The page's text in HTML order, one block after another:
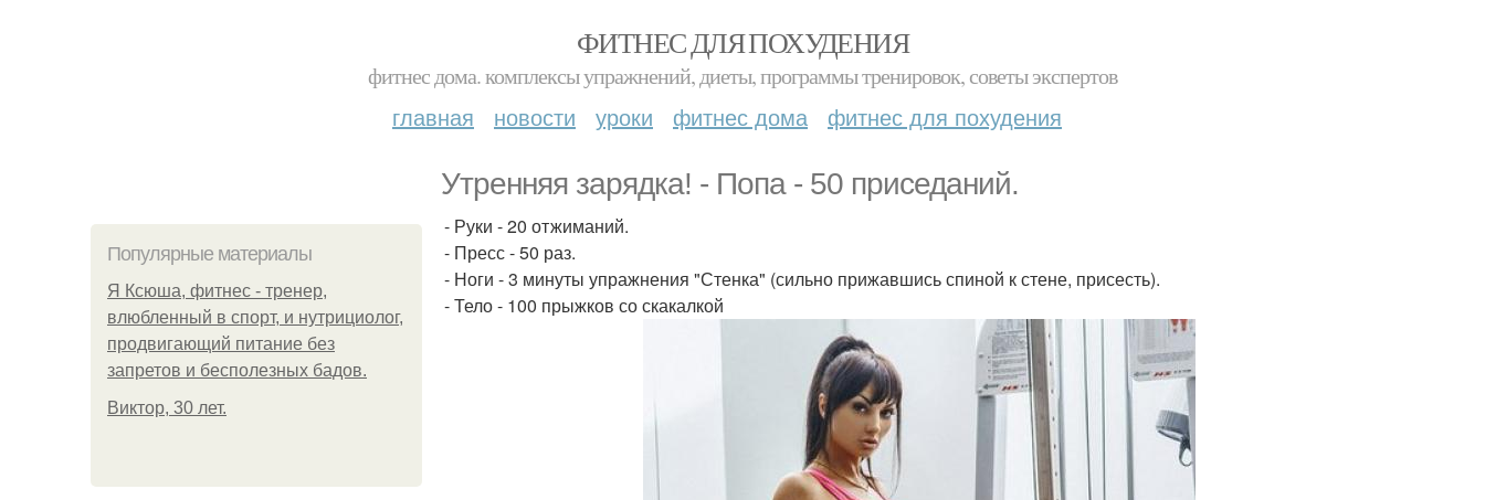
ФИТНЕС ДЛЯ ПОХУДЕНИЯ
фитнес дома. комплексы упражнений, диеты, программы тренировок, советы экспертов
главная новости уроки фитнес дома фитнес для похудения
Утренняя зарядка! - Попа - 50 приседаний.
Популярные материалы
Я Ксюша, фитнес - тренер,
влюбленный в спорт, и нутрициолог,
продвигающий питание без
запретов и бесполезных бадов.
Виктор, 30 лет.
- Руки - 20 отжиманий.
- Пресс - 50 раз.
- Ноги - 3 минуты упражнения "Стенка" (сильно прижавшись спиной к стене, присесть).
- Тело - 100 прыжков со скакалкой